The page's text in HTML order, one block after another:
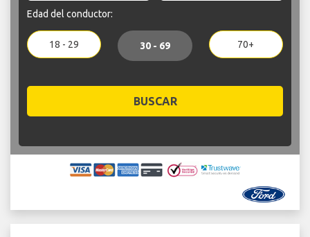
Edad del conductor:
18 - 29 30 - 69 70+
BUSCAR